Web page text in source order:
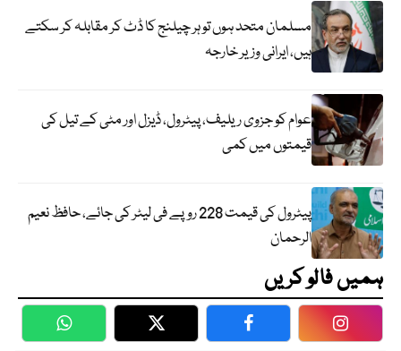
مسلمان متحد ہوں تو ہر چیلنج کا ڈٹ کر مقابلہ کر سکتے
ہیں، ایرانی وزیر خارجہ
عوام کو جزوی ریلیف، پیٹرول، ڈیزل اور مٹی کے تیل کی
قیمتوں میں کمی
پیٹرول کی قیمت 228 روپے فی لیٹر کی جائے، حافظ نعیم
الرحمان
ہمیں فالو کریں
WhatsApp Twitter Facebook